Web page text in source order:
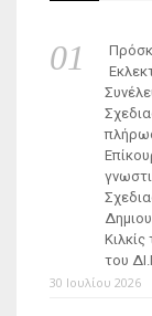
του
30 Ιουλίου 2026